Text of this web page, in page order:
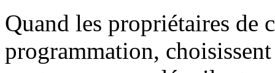
Quand les propriétaires de
programmation,